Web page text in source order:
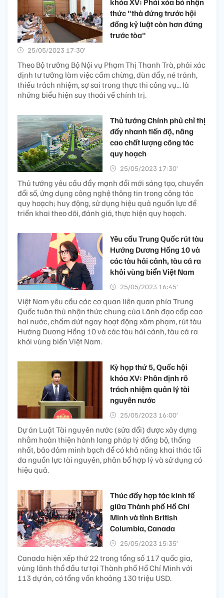
khóa XV: Phải xóa bỏ nhận
thức "thà đứng trước hội
đồng kỷ luật còn hơn đứng
trước tòa"
25/05/2023 17:30’
Theo Bộ trưởng Bộ Nội vụ Phạm Thị Thanh Trà, phải xác
định tư tưởng làm việc cầm chừng, đùn đẩy, né tránh,
thiếu trách nhiệm, sợ sai trong thực thi công vụ... là
những biểu hiện suy thoái về chính trị.
Thủ tướng Chính phủ chỉ thị
đẩy nhanh tiến độ, nâng
cao chất lượng công tác
quy hoạch
25/05/2023 17:30’
Thủ tướng yêu cầu đẩy mạnh đổi mới sáng tạo, chuyển
đổi số, ứng dụng công nghệ thông tin trong công tác
quy hoạch; huy động, sử dụng hiệu quả nguồn lực để
triển khai theo dõi, đánh giá, thực hiện quy hoạch.
Yêu cầu Trung Quốc rút tàu
Hướng Dương Hồng 10 và
các tàu hải cảnh, tàu cá ra
khỏi vùng biển Việt Nam
25/05/2023 16:45’
Việt Nam yêu cầu các cơ quan liên quan phía Trung
Quốc tuân thủ nhận thức chung của Lãnh đạo cấp cao
hai nước, chấm dứt ngay hoạt động xâm phạm, rút tàu
Hướng Dương Hồng 10 và các tàu hải cảnh, tàu cá ra
khỏi vùng biển Việt Nam.
Kỳ họp thứ 5, Quốc hội
khóa XV: Phân định rõ
trách nhiệm quản lý tài
nguyên nước
25/05/2023 16:00’
Dự án Luật Tài nguyên nước (sửa đổi) được xây dựng
nhằm hoàn thiện hành lang pháp lý đồng bộ, thống
nhất, bảo đảm minh bạch để có khả năng khai thác tối
đa nguồn lực tài nguyên, phân bổ hợp lý và sử dụng có
hiệu quả.
Thúc đẩy hợp tác kinh tế
giữa Thành phố Hồ Chí
Minh và tỉnh British
Columbia, Canada
25/05/2023 15:35’
Canada hiện xếp thứ 22 trong tổng số 117 quốc gia,
vùng lãnh thổ đầu tư tại Thành phố Hồ Chí Minh với
113 dự án, có tổng vốn khoảng 130 triệu USD.